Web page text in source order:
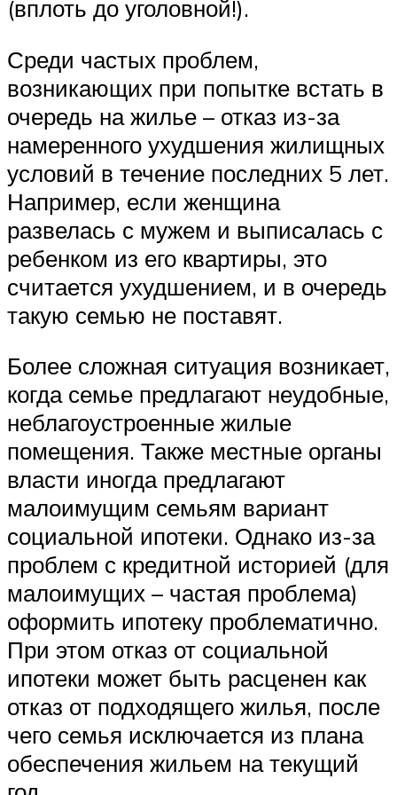
(вплоть до уголовной!).
Среди частых проблем,
возникающих при попытке встать в
очередь на жилье – отказ из-за
намеренного ухудшения жилищных
условий в течение последних 5 лет.
Например, если женщина
развелась с мужем и выписалась с
ребенком из его квартиры, это
считается ухудшением, и в очередь
такую семью не поставят.
Более сложная ситуация возникает,
когда семье предлагают неудобные,
неблагоустроенные жилые
помещения. Также местные органы
власти иногда предлагают
малоимущим семьям вариант
социальной ипотеки. Однако из-за
проблем с кредитной историей (для
малоимущих – частая проблема)
оформить ипотеку проблематично.
При этом отказ от социальной
ипотеки может быть расценен как
отказ от подходящего жилья, после
чего семья исключается из плана
обеспечения жильем на текущий